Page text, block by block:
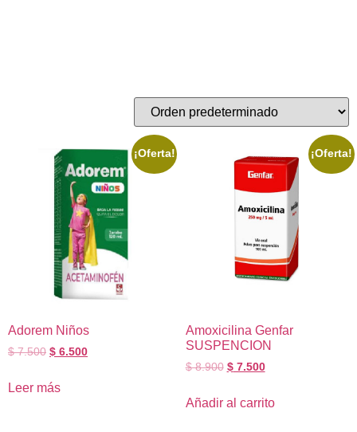
¡Oferta!
Adorem Niños
$7.500 $ 6.500
Leer más
¡Oferta!
Amoxicilina Genfar
SUSPENCION
$8.900 $7.500
Añadir al carrito